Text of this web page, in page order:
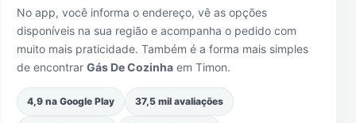
No app, você informa o endereço, vê as opções
disponíveis na sua região e acompanha o pedido com
muito mais praticidade. Também é a forma mais simples
de encontrar Gás De Cozinha em Timon.
4,9 na Google Play 37,5 mil avaliações